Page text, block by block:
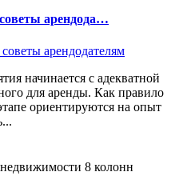
арендода…
начинается с адекватной
для аренды. Как правило
ориентируются на опыт
8 колонн